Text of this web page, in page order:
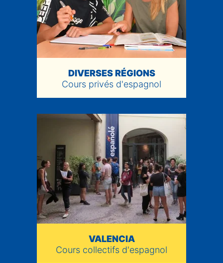
DIVERSES RÉGIONS
Cours privés d'espagnol
VALENCIA
Cours collectifs d'espagnol